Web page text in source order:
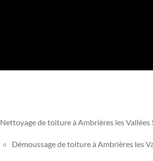
Nettoyage de toiture à Ambrières les Vallées
Démoussage de toiture à Ambrières les